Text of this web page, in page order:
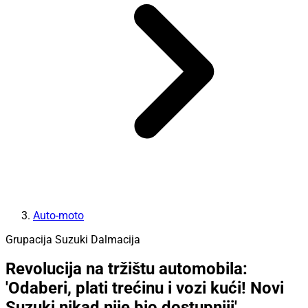
Auto-moto
Grupacija Suzuki Dalmacija
Revolucija na tržištu automobila:
'Odaberi, plati trećinu i vozi kući! Novi